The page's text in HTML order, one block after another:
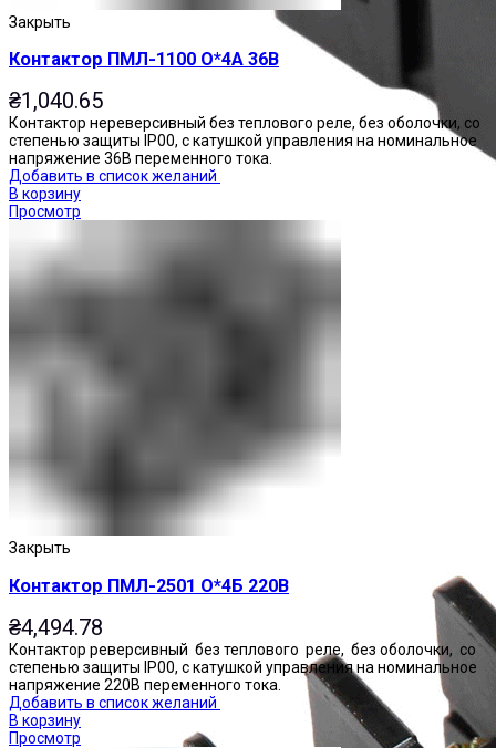
Закрыть
Контактор ПМЛ-1100 О*4А 36В
₴1,040.65
Контактор нереверсивный без теплового реле, без оболочки, со
степенью защиты IP00, с катушкой управления на номинальное
напряжение 36В переменного тока.
Добавить в список желаний
В корзину
Просмотр
Закрыть
Контактор ПМЛ-2501 О*4Б 220В
₴4,494.78
Контактор реверсивный без теплового реле, без оболочки, со
степенью защиты IP00, с катушкой управления на номинальное
напряжение 220В переменного тока.
Добавить в список желаний
В корзину
Просмотр